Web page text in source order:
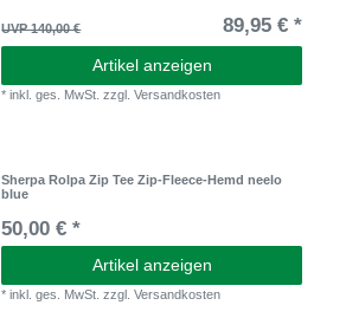
UVP 140,00 € 89,95 € *
Artikel anzeigen
*inkl. ges. MwSt. zzgl.Versandkosten
Sherpa Rolpa Zip Tee Zip-Fleece-Hemd neelo
blue
50,00 € *
Artikel anzeigen
*inkl. ges. MwSt. zzgl.Versandkosten